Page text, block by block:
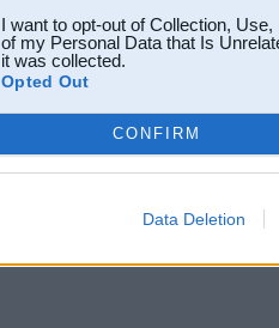
I want to opt-out of Collection,
of my Personal Data that Is
it was collected.
Opted Out
CONFIRM
Data Deletion